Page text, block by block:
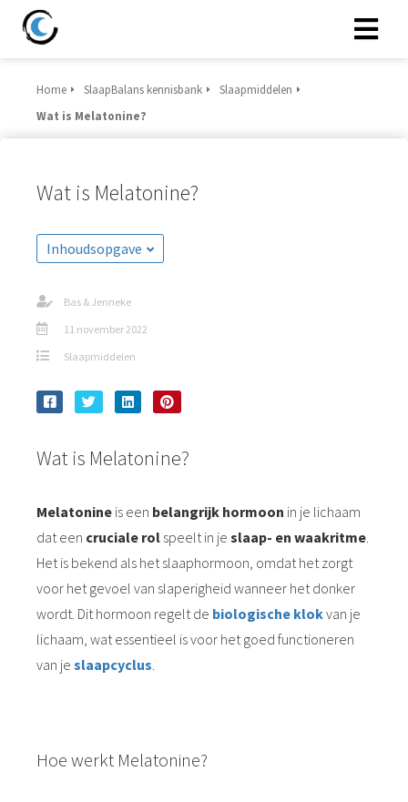
Home SlaapBalans kennisbank
Slaapmiddelen
Wat is Melatonine?
Wat is Melatonine?
Inhoudsopgave
Bas & Jenneke
11 november 2022
Slaapmiddelen
Wat is Melatonine?
Melatonine is een belangrijk hormoon in je lichaam
dat een cruciale rol speelt in je slaap- en waakritme.
Het is bekend als het slaaphormoon, omdat het zorgt
voor het gevoel van slaperigheid wanneer het donker
wordt. Dit hormoon regelt de biologische klokvan je
lichaam, wat essentieel is voor het goed functioneren
van je slaapcyclus.
Hoe werkt Melatonine?